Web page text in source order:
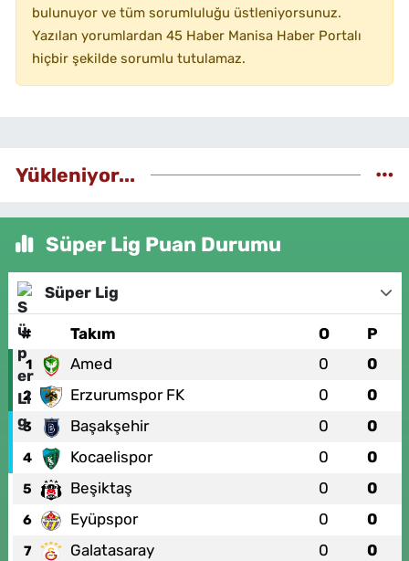
bulunuyor ve tüm sorumluluğu üstleniyorsunuz.
Yazılan yorumlardan 45 Haber Manisa Haber Portalı
hiçbir şekilde sorumlu tutulamaz.
Yükleniyor...
Süper Lig Puan Durumu
Süper Lig
# Takım O P
1 Amed 0 0
2 Erzurumspor FK 0 0
3 Başakşehir 0 0
4 Kocaelispor 0 0
5 Beşiktaş 0 0
6 Eyüpspor 0 0
7 Galatasaray 0 0